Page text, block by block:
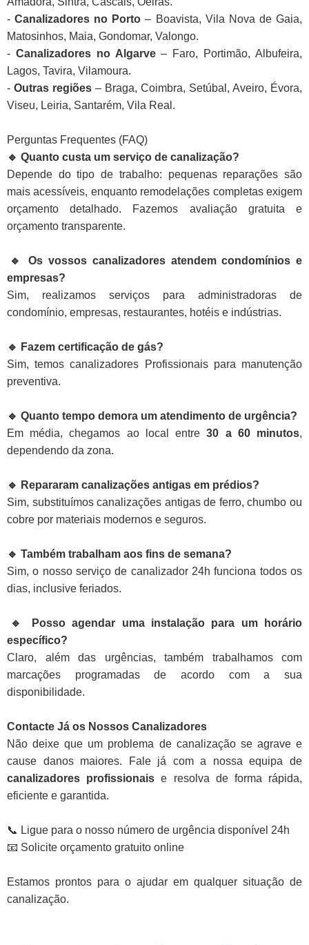
-Canalizadores no Porto – Boavista, Vila Nova de Gaia,
Matosinhos, Maia, Gondomar, Valongo.
- Canalizadores no Algarve– Faro, Portimão, Albufeira,
Lagos, Tavira, Vilamoura.
- Outras regiões – Braga, Coimbra, Setúbal, Aveiro, Évora,
Viseu, Leiria, Santarém, Vila Real.
Perguntas Frequentes (FAQ)
🔹 Quanto custa um serviço de canalização?
Depende do tipo de trabalho: pequenas reparações são
mais acessíveis, enquanto remodelações completas exigem
orçamento detalhado. Fazemos avaliação gratuita e
orçamento transparente.
🔹 Os vossos canalizadores atendem condomínios e
empresas?
Sim, realizamos serviços para administradoras de
condomínio, empresas, restaurantes, hotéis e indústrias.
🔹 Fazem certificação de gás?
Sim, temos canalizadores Profissionais para manutenção
preventiva.
🔹 Quanto tempo demora um atendimento de urgência?
Em média, chegamos ao local entre30 a 60 minutos,
dependendo da zona.
🔹 Repararam canalizações antigas em prédios?
Sim, substituímos canalizações antigas de ferro, chumbo ou
cobre por materiais modernos e seguros.
🔹 Também trabalham aos fins de semana?
Sim, o nosso serviço de canalizador 24h funciona todos os
dias, inclusive feriados.
🔹 Posso agendar uma instalação para um horário
específico?
Claro, além das urgências, também trabalhamos com
marcações programadas de acordo com a sua
disponibilidade.
Contacte Já os Nossos Canalizadores
Não deixe que um problema de canalização se agrave e
cause danos maiores. Fale já com a nossa equipa de
canalizadores profissionais e resolva de forma rápida,
eficiente e garantida.
📞 Ligue para o nosso número de urgência disponível 24h
📧 Solicite orçamento gratuito online
Estamos prontos para o ajudar em qualquer situação de
canalização.